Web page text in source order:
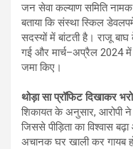
जन सेवा कल्याण समिति
बताया कि संस्था स्किल
सदस्यों में बांटती है। राजू
गई और मार्च–अप्रैल 2024
जमा किए।
थोड़ा सा प्रॉफिट दिखाकर
शिकायत के अनुसार, आरोपी ने
जिससे पीड़िता का विश्वास
अचानक घर खाली कर गायब